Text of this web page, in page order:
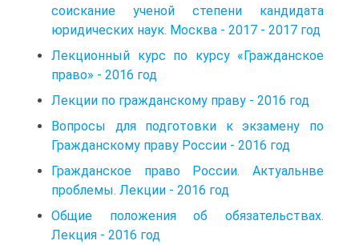
соискание ученой степени кандидата
юридических наук. Москва - 2017 - 2017 год
Лекционный курс по курсу «Гражданское
право» - 2016 год
Лекции по гражданскому праву - 2016 год
Вопросы для подготовки к экзамену по
Гражданскому праву России - 2016 год
Гражданское право России. Актуальнве
проблемы. Лекции - 2016 год
Общие положения об обязательствах.
Лекция - 2016 год